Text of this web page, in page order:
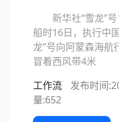
新华社“雪龙”号1
船时16日，执行中
龙”号向阿蒙森海航
冒着西风带4米
工作流
发布时间
量:652